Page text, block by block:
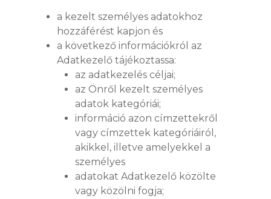
a kezelt személyes adatokhoz
hozzáférést kapjon és
a következő információkról az
Adatkezelő tájékoztassa:
az adatkezelés céljai;
az Önről kezelt személyes
adatok kategóriái;
információ azon címzettekről
vagy címzettek kategóriáiról,
akikkel, illetve amelyekkel a
személyes
adatokat Adatkezelő közölte
vagy közölni fogja;